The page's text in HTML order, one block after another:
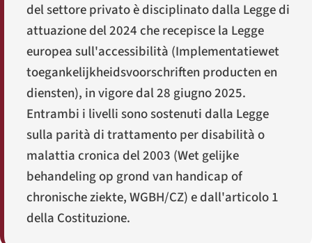
del settore privato è disciplinato dalla Legge di
attuazione del 2024 che recepisce la Legge
europea sull'accessibilità (Implementatiewet
toegankelijkheidsvoorschriften producten en
diensten), in vigore dal 28 giugno 2025.
Entrambi i livelli sono sostenuti dalla Legge
sulla parità di trattamento per disabilità o
malattia cronica del 2003 (Wet gelijke
behandeling op grond van handicap of
chronische ziekte, WGBH/CZ) e dall'articolo 1
della Costituzione.